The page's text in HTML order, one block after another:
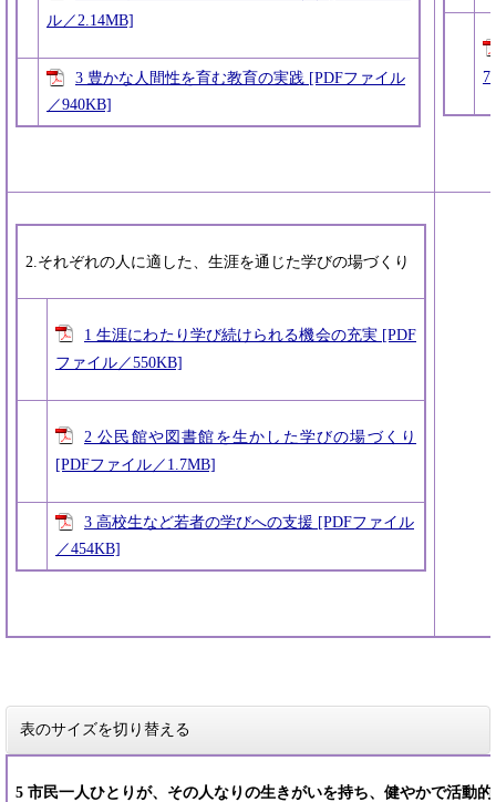
ル／2.14MB]
3 豊かな人間性を育む教育の実践 [PDFファイル
／940KB]
2.それぞれの人に適した、生涯を通じた学びの場づくり
1 生涯にわたり学び続けられる機会の充実 [PDF
ファイル／550KB]
2 公民館や図書館を生かした学びの場づくり
[PDFファイル／1.7MB]
3 高校生など若者の学びへの支援 [PDFファイル
／454KB]
表のサイズを切り替える
5 市民一人ひとりが、その人なりの生きがいを持ち、健やかで活動